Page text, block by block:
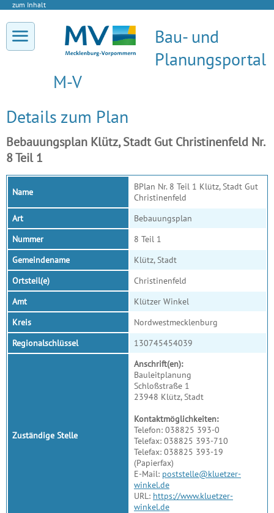
zum Inhalt
Bau- und
Planungsportal
M-V
Details zum Plan
Bebauungsplan Klütz, Stadt Gut Christinenfeld Nr.
8 Teil 1
Name
BPlan Nr. 8 Teil 1 Klütz, Stadt Gut
Christinenfeld
Art
Bebauungsplan
Nummer
8 Teil 1
Gemeindename
Klütz, Stadt
Ortsteil(e)
Christinenfeld
Amt
Klützer Winkel
Kreis
Nordwestmecklenburg
Regionalschlüssel
130745454039
Zuständige Stelle
Anschrift(en):
Bauleitplanung
Schloßstraße 1
23948 Klütz, Stadt
Kontaktmöglichkeiten:
Telefon: 038825 393-0
Telefax: 038825 393-710
Telefax: 038825 393-19
(Papierfax)
E-Mail: poststelle@kluetzer-
winkel.de
URL: https://www.kluetzer-
winkel.de